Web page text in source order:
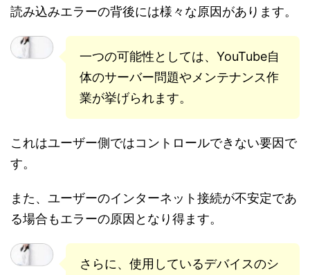
読み込みエラーの背後には様々な原因があります。
一つの可能性としては、YouTube自
体のサーバー問題やメンテナンス作
業が挙げられます。
これはユーザー側ではコントロールできない要因で
す。
また、ユーザーのインターネット接続が不安定であ
る場合もエラーの原因となり得ます。
さらに、使用しているデバイスのシ